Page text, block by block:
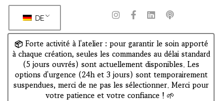
📦 Forte activité à l'atelier : pour garantir le soin apporté
à chaque création, seules les commandes au délai standard
(5 jours ouvrés) sont actuellement disponibles. Les
options d'urgence (24h et 3 jours) sont temporairement
suspendues, merci de ne pas les sélectionner. Merci pour
votre patience et votre confiance ! 🌱
DE